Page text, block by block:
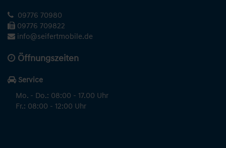
09776 70980
09776 709822
info@seifertmobile.de
Öffnungszeiten
Service
Mo. - Do.: 08:00 - 17.00 Uhr
Fr.: 08:00 - 12:00 Uhr